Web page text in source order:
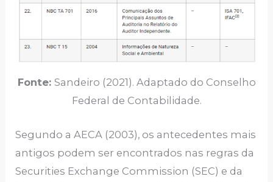
Fonte: Sandeiro (2021). Adaptado do Conselho
Federal de Contabilidade.
Segundo a AECA (2003), os antecedentes mais
antigos podem ser encontrados nas regras da
Securities Exchange Commission (SEC) e da